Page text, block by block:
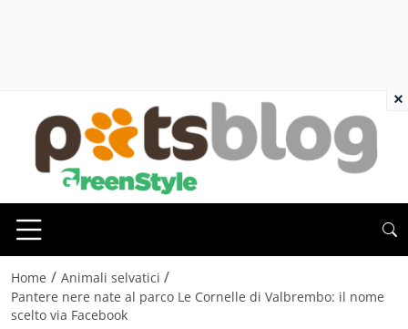
Home / Animali selvatici /
Pantere nere nate al parco Le Cornelle di Valbrembo: il nome
scelto via Facebook
×